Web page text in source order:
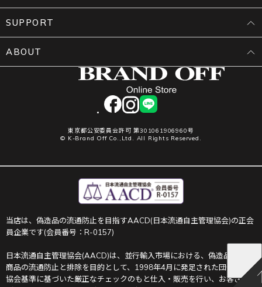
facebookinstagram
LINE
東京都公安委員会許可 第301061906960号
© K-Brand Off Co.,Ltd. All Rights Reserved.
SUPPORT
ABOUT
当店は、偽造品の流通防止を目指すAACD(日本流通自主管理協会)の正会
員企業です(会員番号：R-0157)
日本流通自主管理協会(AACD)は、並行輸入市場における、偽造品や不正
商品の流通防止と排除を目的として、1998年4月に発足された団体です。
協会基準に基づいた厳正なチェックのもと仕入・販売を行い、お客さま